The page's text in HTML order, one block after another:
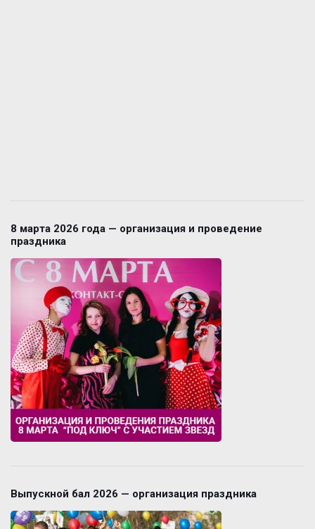
8 марта 2026 года — организация и проведение
праздника
Выпускной бал 2026 — организация праздника